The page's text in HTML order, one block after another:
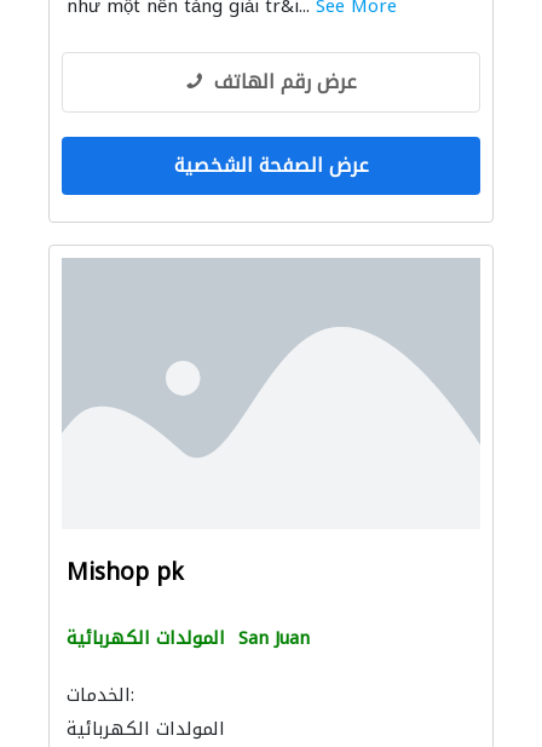
عرض رقم الهاتف
عرض الصفحة الشخصية
Mishop pk
المولدات الكهربائية San Juan
الخدمات:
المولدات الكهربائية